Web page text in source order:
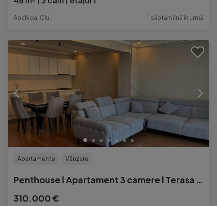
Apahida, Cluj 1 săptămână în urmă
Apartamente Vânzare
Penthouse l Apartament 3 camere l Terasa 74 mp
310.000 €